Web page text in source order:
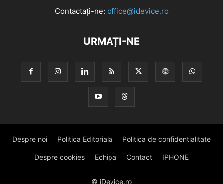
Contactați-ne: office@idevice.ro
URMAȚI-NE
Despre noi Politica Editoriala Politica de confidentialitate
Despre cookies Echipa Contact IPHONE
© iDevice.ro